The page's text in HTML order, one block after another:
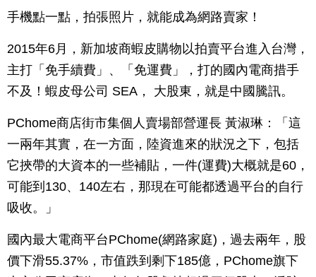
手機點一點，拍張照片，就能成為網路賣家！
2015年6月，新加坡商蝦皮購物以拍賣平台進入台灣，
主打「免手續費」、「免運費」，打的國內電商措手
不及！蝦皮母公司 SEA， 大股東，就是中國騰訊。
PChome商店街市集個人賣場部營運長 黃淑琳：「這
一兩年其實，在一方面，陸資進來的狀況之下，包括
它挾帶的大資本的一些補貼，一件(運費)大概就是60，
可能到130、140左右，那現在可能都透過平台的自行
吸收。」
國內最大電商平台PChome(網路家庭)，過去兩年，股
價下滑55.37%，市值跌到剩下185億，PChome旗下